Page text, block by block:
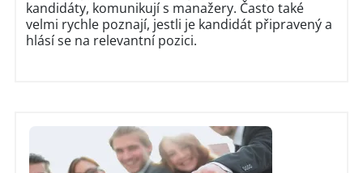
kandidáty, komunikují s manažery. Často také
velmi rychle poznají, jestli je kandidát připravený a
hlásí se na relevantní pozici.